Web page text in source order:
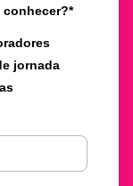
conhecer?*
jornada